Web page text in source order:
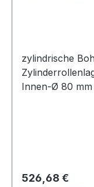
zylindrische
Innen-Ø 80 mm
Regulärer Preis:
526,68 €